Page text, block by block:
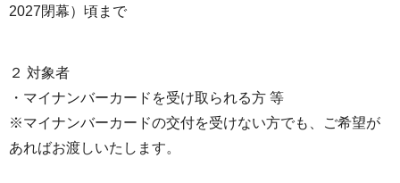
2027閉幕）頃まで
２ 対象者
・マイナンバーカードを受け取られる方 等
※マイナンバーカードの交付を受けない方でも、ご希望が
あればお渡しいたします。